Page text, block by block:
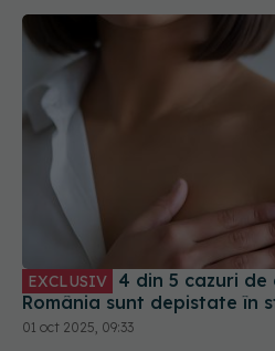
EXCLUSIV
România sunt depistate în
01 oct 2025, 09:33